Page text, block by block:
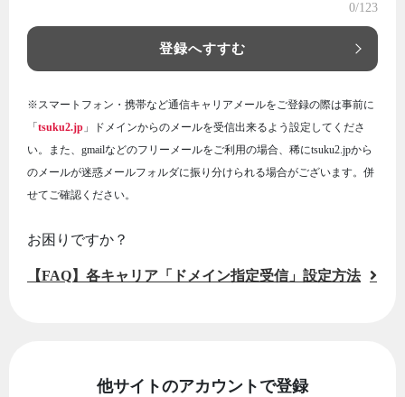
0/123
登録へすすむ
※スマートフォン・携帯など通信キャリアメールをご登録の際は事前に
「 tsuku2.jp 」ドメインからのメールを受信出来るよう設定してくださ
い。また、gmailなどのフリーメールをご利用の場合、稀にtsuku2.jpから
のメールが迷惑メールフォルダに振り分けられる場合がございます。併
せてご確認ください。
お困りですか？
【FAQ】各キャリア「ドメイン指定受信」設定方法
他サイトのアカウントで登録